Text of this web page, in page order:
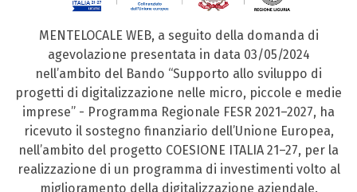
MENTELOCALE WEB, a seguito della domanda di
agevolazione presentata in data 03/05/2024
nell’ambito del Bando “Supporto allo sviluppo di
progetti di digitalizzazione nelle micro, piccole e medie
imprese” - Programma Regionale FESR 2021–2027, ha
ricevuto il sostegno finanziario dell’Unione Europea,
nell’ambito del progetto COESIONE ITALIA 21–27, per la
realizzazione di un programma di investimenti volto al
miglioramento della digitalizzazione aziendale.